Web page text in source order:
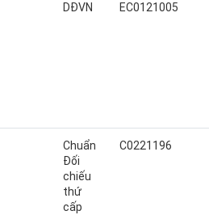
DĐVN EC0121005
Chuẩn
Đối
chiếu
thứ
cấp
C0221196